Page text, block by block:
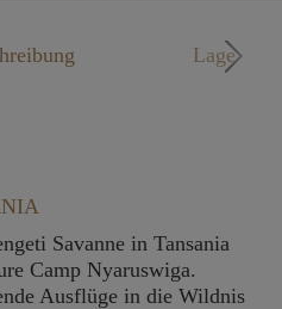
Lage
Savanne in Tansania
Camp Nyaruswiga.
Ausflüge in die Wildnis